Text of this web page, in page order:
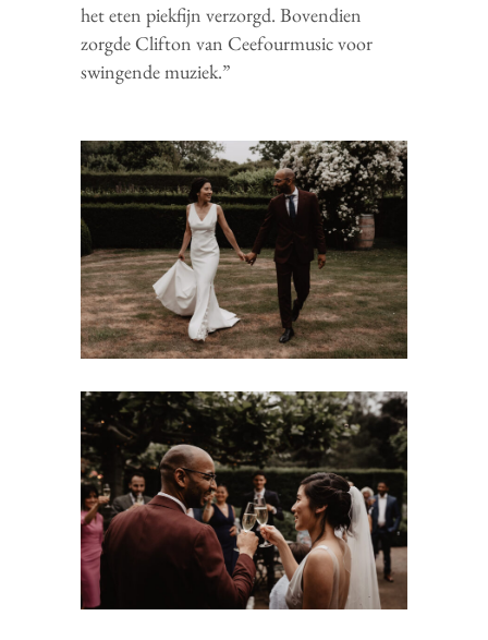
het eten piekfijn verzorgd. Bovendien
zorgde Clifton van Ceefourmusic voor
swingende muziek.”